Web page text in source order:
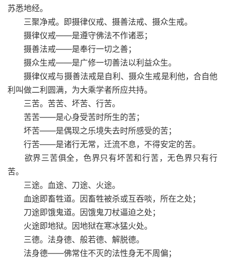
苏悉地经。
三聚净戒。即摄律仪戒、摄善法戒、摄众生戒。
摄律仪戒——是遵守佛法不作诸恶；
摄善法戒——是奉行一切之善；
摄众生戒——是广修一切善法以利益众生。
摄律仪戒与摄善法戒是自利、摄众生戒是利他，合自他
利叫做二利圆满，为大乘学者所应共持。
三苦。苦苦、坏苦、行苦。
苦苦——是心身受苦时所生的苦；
坏苦——是偶现之乐境失去时所感受的苦；
行苦——是诸行无常，迁流不息，不得安定的苦。
欲界三苦俱全，色界只有坏苦和行苦，无色界只有行
苦。
三途。血途、刀途、火途。
血途即畜牲道。因畜牲被杀或互吞啖，所在之处；
刀途即饿鬼道。因饿鬼刀杖逼迫之处；
火途即地狱。因地狱在寒冰猛火处。
三德。法身德、般若德、解脱德。
法身德——佛常住不灭的法性身无不周偏；